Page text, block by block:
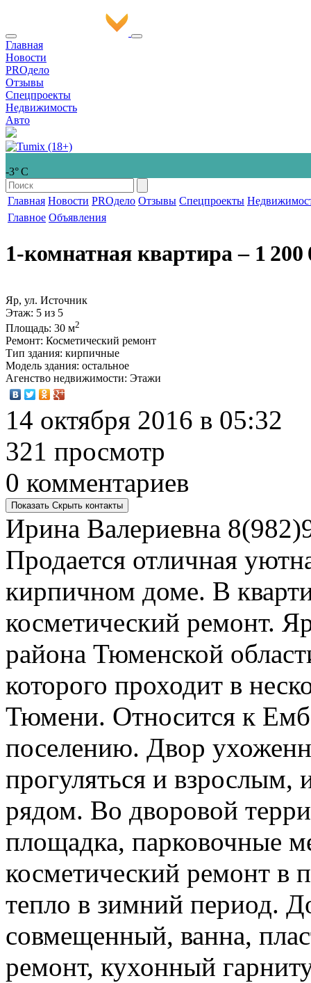
Главная
Новости
PROдело
Отзывы
Спецпроекты
Недвижимость
Авто
-3° С
Главная Новости PROдело Отзывы Спецпроекты
Главное Объявления
1-комнатная квартира‒ 1 200
Яр, ул. Источник
Этаж: 5 из 5
Площадь: 30 м2
Ремонт: Косметический ремонт
Тип здания: кирпичные
Модель здания: остальное
Агенство недвижимости: Этажи
14 октября 2016 в 05:32
321 просмотр
0 комментариев
Показать Скрыть контакты
Ирина Валериевна
Продается отличная
кирпичном доме. В
косметический ремонт.
района Тюменской
которого проходит в
Тюмени. Относится к
поселению. Двор
прогуляться и взрослым,
рядом. Во дворовой
площадка, парковочные
косметический ремонт в
тепло в зимний период.
совмещенный, ванна,
ремонт, кухонный